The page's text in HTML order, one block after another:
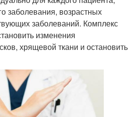
заболевания, возрастных
заболеваний. Комплекс
изменения
хрящевой ткани и остановить